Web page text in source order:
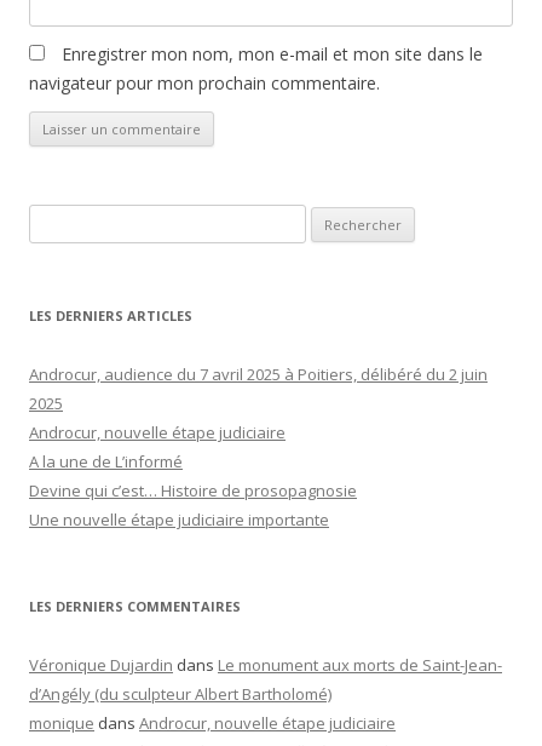
Enregistrer mon nom, mon e-mail et mon site dans le
navigateur pour mon prochain commentaire.
LES DERNIERS ARTICLES
Androcur, audience du 7 avril 2025 à Poitiers, délibéré du 2 juin
2025
Androcur, nouvelle étape judiciaire
A la une de L’informé
Devine qui c’est… Histoire de prosopagnosie
Une nouvelle étape judiciaire importante
LES DERNIERS COMMENTAIRES
Véronique Dujardin dans Le monument aux morts de Saint-Jean-
d’Angély (du sculpteur Albert Bartholomé)
monique dans Androcur, nouvelle étape judiciaire